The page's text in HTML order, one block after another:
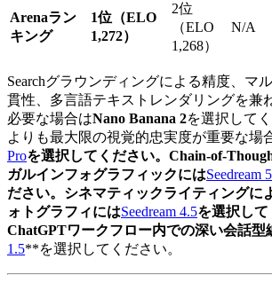
Arenaラン
キング
1位（ELO
1,272）
2位
（ELO
1,268）
N/A
Searchグラウンディングによる精度、マ
貫性、多言語テキストレンダリングを兼
必要な場合はNano Banana 2を選択して
よりも最大限の視覚的忠実度が重要な場
Proを選択してください。Chain-of-
ガルインフォグラフィックにはSeedream
ださい。シネマティックライティングに
ォトグラフィにはSeedream 4.5を選択して
ChatGPTワークフロー内での深い会話型
1.5**を選択してください。